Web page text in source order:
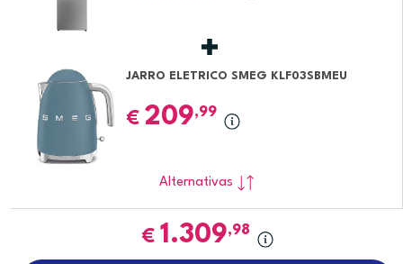
JARRO ELETRICO SMEG KLF03SBMEU
€ 209,99
Alternativas
€ 1.309,98